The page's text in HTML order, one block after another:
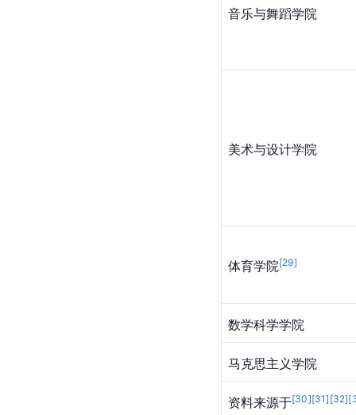
音乐与舞蹈学院
美术与设计学院
体育学院[29]
数学科学学院
马克思主义学院
资料来源于[30][31] [32][